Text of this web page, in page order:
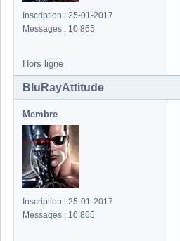
Inscription : 25-01-2017
Messages : 10 865
Hors ligne
BluRayAttitude
Membre
Inscription : 25-01-2017
Messages : 10 865